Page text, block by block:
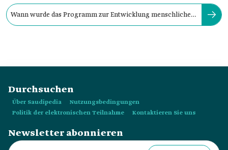
Wann wurde das Programm zur Entwicklung menschlicher
Durchsuchen
Über Saudipedia
Nutzungsbedingungen
Politik der elektronischen Teilnahme
Kontaktieren Sie uns
Newsletter abonnieren